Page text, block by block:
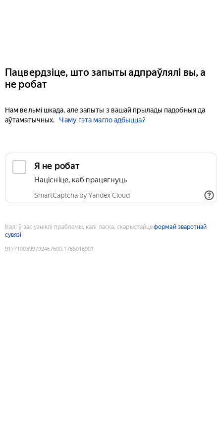
Пацвердзіце, што запыты адпраўлялі вы, а
не робат
Нам вельмі шкада, але запыты з вашай прылады падобныя да
аўтаматычных.
Чаму гэта магло адбыцца?
Я не робат
Націсніце, каб працягнуць
SmartCaptcha by Yandex Cloud
Калі ў вас узніклі праблемы, калі ласка, скарыстайцеформай зваротнай
сувязі
9177100899792467600:1786016901